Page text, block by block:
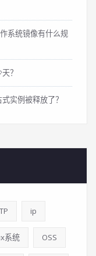
系统镜像有什么规
？
实例被释放了？
ip
系统 OSS